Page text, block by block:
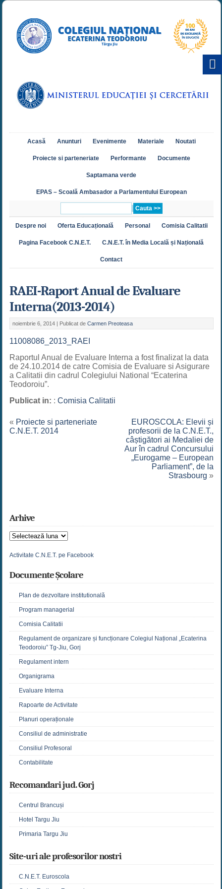
Acasă Anunturi Evenimente Materiale Noutati
Proiecte si parteneriate Performante Documente
Saptamana verde
EPAS – Scoală Ambasador a Parlamentului European
Despre noi Oferta Educațională Personal Comisia Calitatii
Pagina Facebook C.N.E.T. C.N.E.T. în Media Locală și Națională
Contact
RAEI-Raport Anual de Evaluare
Interna(2013-2014)
noiembrie 6, 2014 | Publicat de Carmen Preoteasa
11008086_2013_RAEI
Raportul Anual de Evaluare Interna a fost finalizat la data
de 24.10.2014 de catre Comisia de Evaluare si Asigurare
a Calitatii din cadrul Colegiului National “Ecaterina
Teodoroiu”.
Publicat in: : Comisia Calitatii
« Proiecte si parteneriate
C.N.E.T. 2014
EUROSCOLA: Elevii și
profesorii de la C.N.E.T.,
câștigători ai Medaliei de
Aur în cadrul Concursului
„Eurogame – European
Parliament”, de la
Strasbourg »
Arhive
Arhive
Activitate C.N.E.T. pe Facebook
Documente Școlare
Plan de dezvoltare institutională
Program managerial
Comisia Calitatii
Regulament de organizare și funcționare Colegiul Național „Ecaterina
Teodoroiu” Tg-Jiu, Gorj
Regulament intern
Organigrama
Evaluare Interna
Rapoarte de Activitate
Planuri operaționale
Consiliul de administratie
Consiliul Profesoral
Contabilitate
Recomandari jud. Gorj
Centrul Brancuși
Hotel Targu Jiu
Primaria Targu Jiu
Site-uri ale profesorilor nostri
C.N.E.T. Euroscola